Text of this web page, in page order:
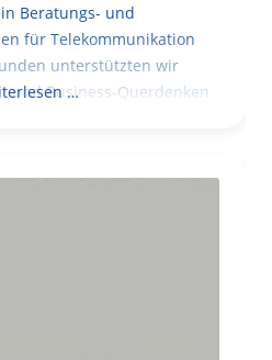
Beratungs- und
für Telekommunikation
unterstützten wir
und Business-Querdenken
…